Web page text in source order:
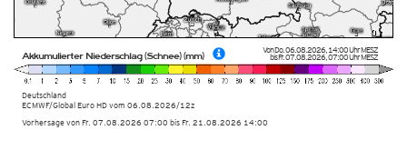
VonDo. 06.08.2026, 14:00 UhrMESZ
bisFr. 07.08.2026,07:00 UhrMESZ
Deutschland
ECMWF/Global Euro HD vom 06.08.2026/12z
Akkumulierter Niederschlag (Schnee) (mm)
Vorhersage von Fr. 07.08.2026 07:00 bis Fr. 21.08.2026 14:00